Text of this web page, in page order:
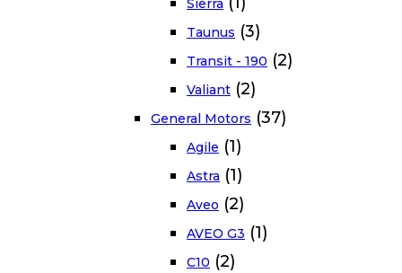
Taunus (3)
Transit - 190 (2)
Valiant (2)
General Motors (37)
Agile (1)
Astra (1)
Aveo (2)
AVEO G3 (1)
C10 (2)